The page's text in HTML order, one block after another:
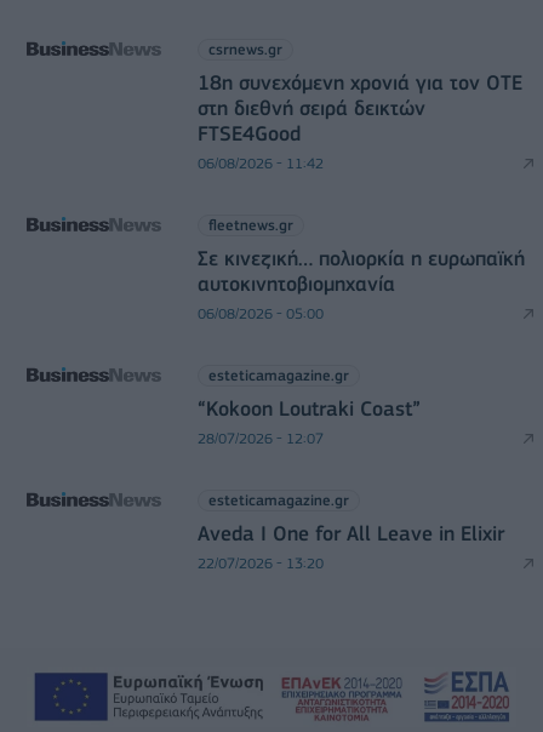
csrnews.gr
18η συνεχόμενη χρονιά για τον ΟΤΕ
στη διεθνή σειρά δεικτών
FTSE4Good
06/08/2026 - 11:42
fleetnews.gr
Σε κινεζική… πολιορκία η ευρωπαϊκή
αυτοκινητοβιομηχανία
06/08/2026 - 05:00
esteticamagazine.gr
“Kokoon Loutraki Coast”
28/07/2026 - 12:07
esteticamagazine.gr
Aveda I One for All Leave in Elixir
22/07/2026 - 13:20